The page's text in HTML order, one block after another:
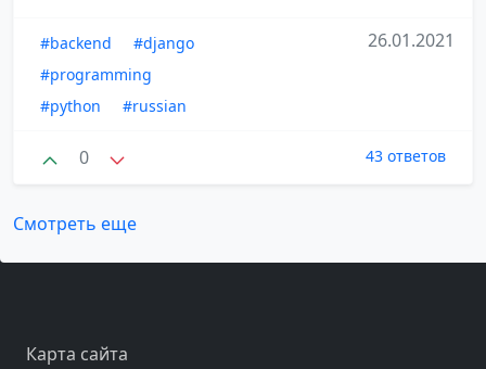
#backend
#django
#programming
#python
#russian
26.01.2021
0 43 ответов
Смотреть еще
Карта сайта